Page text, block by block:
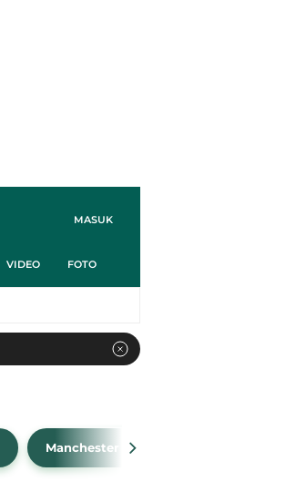
MASUK
VIDEO FOTO
Manchester City